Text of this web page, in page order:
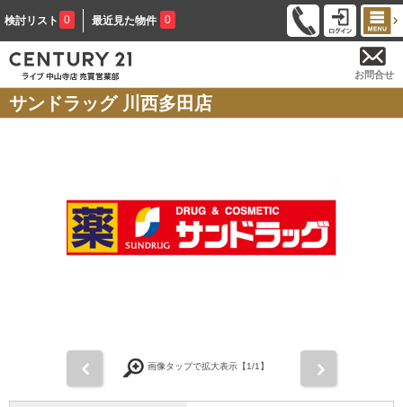
検討リスト 0 最近見た物件 0
お問合せ
サンドラッグ 川西多田店
画像タップで拡大表示【1/1】